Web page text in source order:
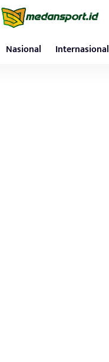
Nasional Internasional